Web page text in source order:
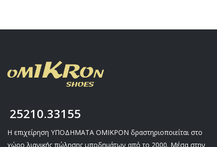
25210.33155
Η επιχείρηση ΥΠΟΔΗΜΑΤΑ ΟΜΙΚΡΟΝ δραστηριοποιείται στο
χώρο λιανικής πώλησης υποδημάτων από το 2000. Μέσα στην